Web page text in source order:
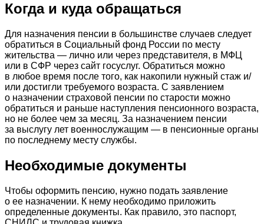
Когда и куда обращаться
Для назначения пенсии в большинстве случаев следует
обратиться в Социальный фонд России по месту
жительства — лично или через представителя, в МФЦ
или в СФР через сайт госуслуг. Обратиться можно
в любое время после того, как накопили нужный стаж и/
или достигли требуемого возраста. С заявлением
о назначении страховой пенсии по старости можно
обратиться и раньше наступления пенсионного возраста,
но не более чем за месяц. За назначением пенсии
за выслугу лет военнослужащим — в пенсионные органы
по последнему месту службы.
Необходимые документы
Чтобы оформить пенсию, нужно подать заявление
о ее назначении. К нему необходимо приложить
определенные документы. Как правило, это паспорт,